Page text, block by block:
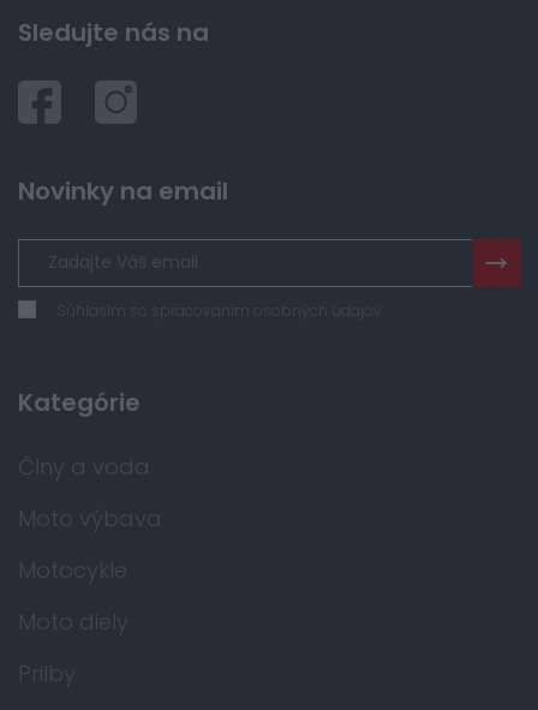
Sledujte nás na
Novinky na email
Súhlasím so spracovaním osobných údajov
Kategórie
Člny a voda
Moto výbava
Motocykle
Moto diely
Prilby